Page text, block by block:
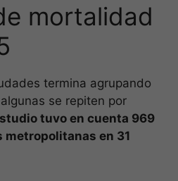
mortalidad
termina agrupando
se repiten por
tuvo en cuenta 969
metropolitanas en 31